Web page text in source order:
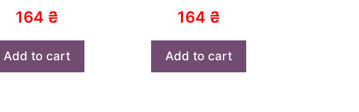
164 ₴
Add to cart
164 ₴
Add to cart